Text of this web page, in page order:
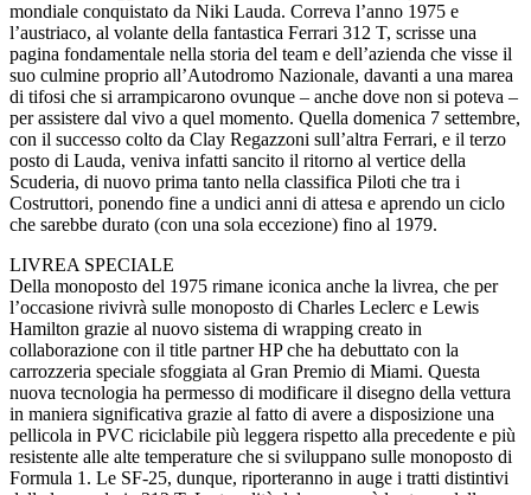
mondiale conquistato da Niki Lauda. Correva l’anno 1975 e
l’austriaco, al volante della fantastica Ferrari 312 T, scrisse una
pagina fondamentale nella storia del team e dell’azienda che visse il
suo culmine proprio all’Autodromo Nazionale, davanti a una marea
di tifosi che si arrampicarono ovunque – anche dove non si poteva –
per assistere dal vivo a quel momento. Quella domenica 7 settembre,
con il successo colto da Clay Regazzoni sull’altra Ferrari, e il terzo
posto di Lauda, veniva infatti sancito il ritorno al vertice della
Scuderia, di nuovo prima tanto nella classifica Piloti che tra i
Costruttori, ponendo fine a undici anni di attesa e aprendo un ciclo
che sarebbe durato (con una sola eccezione) fino al 1979.
LIVREA SPECIALE
Della monoposto del 1975 rimane iconica anche la livrea, che per
l’occasione rivivrà sulle monoposto di Charles Leclerc e Lewis
Hamilton grazie al nuovo sistema di wrapping creato in
collaborazione con il title partner HP che ha debuttato con la
carrozzeria speciale sfoggiata al Gran Premio di Miami. Questa
nuova tecnologia ha permesso di modificare il disegno della vettura
in maniera significativa grazie al fatto di avere a disposizione una
pellicola in PVC riciclabile più leggera rispetto alla precedente e più
resistente alle alte temperature che si sviluppano sulle monoposto di
Formula 1. Le SF-25, dunque, riporteranno in auge i tratti distintivi